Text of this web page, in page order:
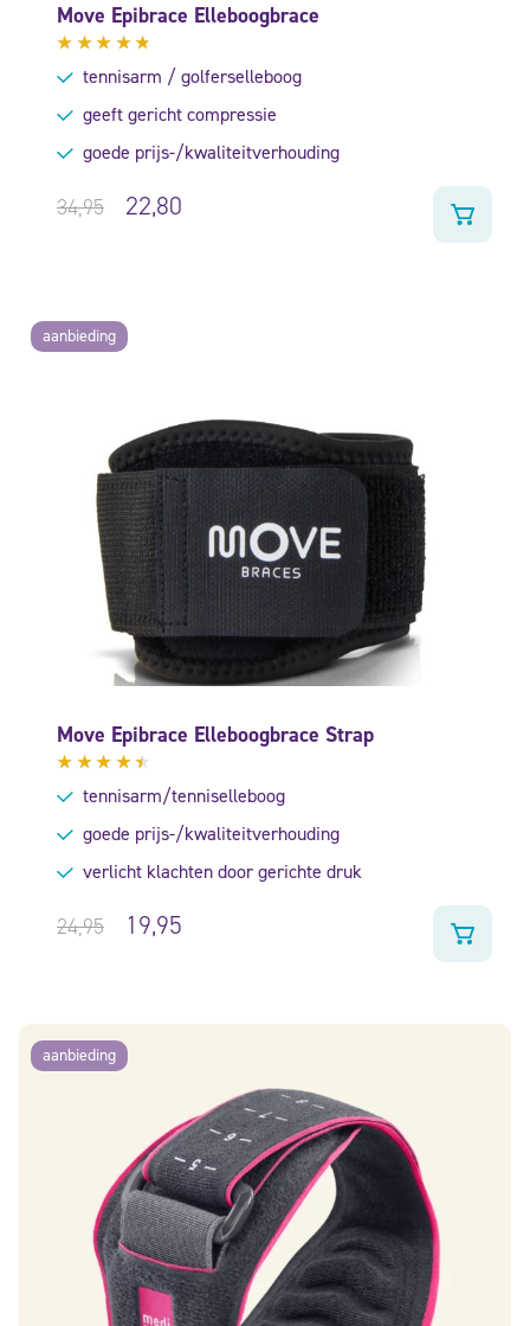
Move Epibrace Elleboogbrace
Gewaardeerd
4.57uit
tennisarm / golferselleboog
geeft gericht compressie
goede prijs-/kwaliteitverhouding
34,95 22,80
aanbieding
Move Epibrace Elleboogbrace Strap
Gewaardeerd
4.29tennisarm/tenniselleboog
goede prijs-/kwaliteitverhouding
verlicht klachten door gerichte druk
24,95 19,95
aanbieding